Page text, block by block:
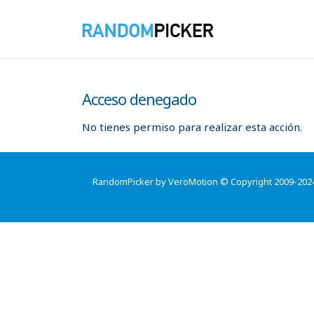
Acceso denegado
No tienes permiso para realizar esta acción.
RandomPicker by VeroMotion © Copyright 2009-